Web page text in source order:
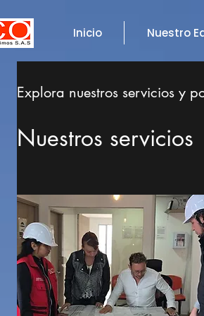
Inicio Nuestro
Explora nuestros servicios y
Nuestros servicios